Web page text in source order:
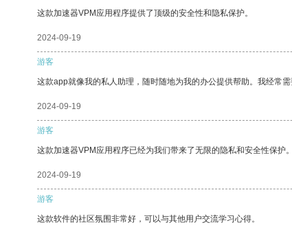
这款加速器VPM应用程序提供了顶级的安全性和隐私保护。
2024-09-19
游客
这款app就像我的私人助理，随时随地为我的办公提供帮助。我经常
2024-09-19
游客
这款加速器VPM应用程序已经为我们带来了无限的隐私和安全性保护。
2024-09-19
游客
这款软件的社区氛围非常好，可以与其他用户交流学习心得。